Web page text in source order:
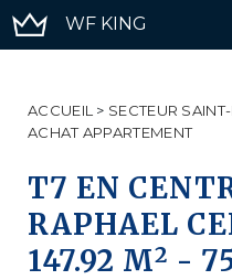
WF KING
ACCUEIL > SECTEUR
ACHAT APPARTEMENT
T7 EN
RAPHAEL
147.92 M2 -